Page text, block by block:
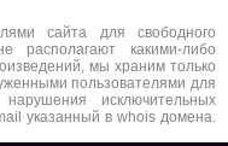
сайта для свободного
какими-либо
мы храним только
пользователями для
исключительных
указанный в whois домена.